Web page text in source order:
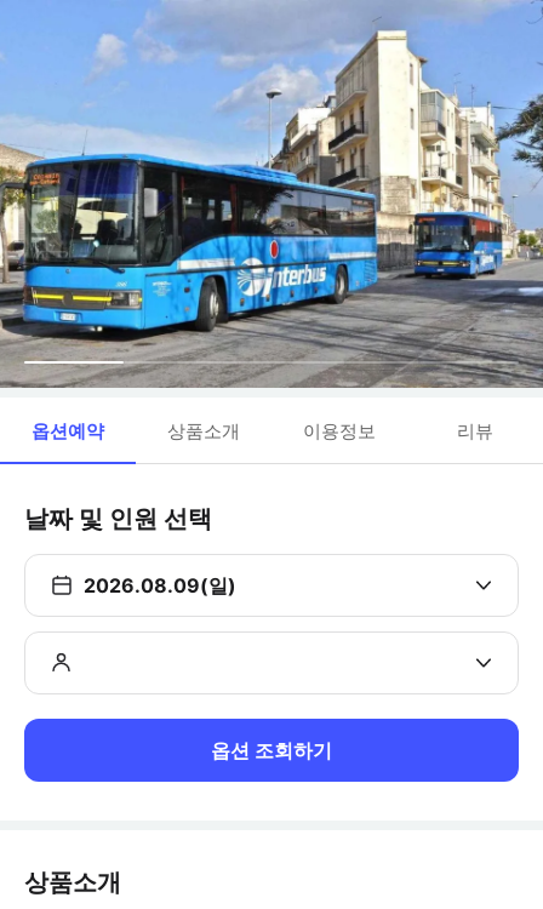
옵션예약 상품소개 이용정보 리뷰
날짜 및 인원 선택
2026.08.09(일)
옵션 조회하기
상품소개